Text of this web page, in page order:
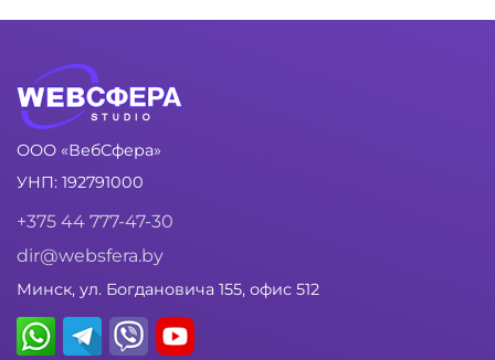
ООО «ВебСфера»
УНП: 192791000
+375 44 777-47-30
dir@websfera.by
Минск, ул. Богдановича 155, офис 512